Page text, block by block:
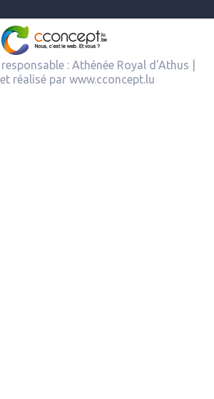
: Athénée Royal d'Athus |
réalisé par www.cconcept.lu